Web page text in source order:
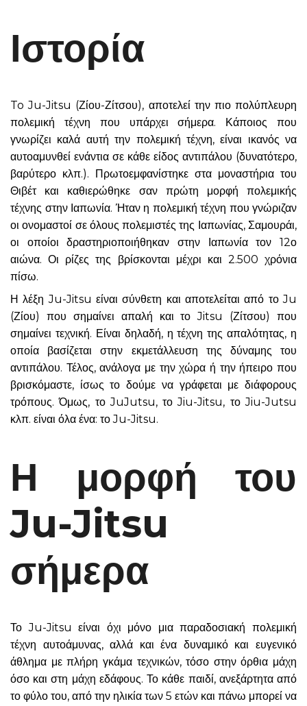
Ιστορία
To Ju-Jitsu (Ζίου-Ζίτσου), αποτελεί την πιο πολύπλευρη
πολεμική τέχνη που υπάρχει σήμερα. Κάποιος που
γνωρίζει καλά αυτή την πολεμική τέχνη, είναι ικανός να
αυτοαμυνθεί ενάντια σε κάθε είδος αντιπάλου (δυνατότερο,
βαρύτερο κλπ.). Πρωτοεμφανίστηκε στα μοναστήρια του
Θιβέτ και καθιερώθηκε σαν πρώτη μορφή πολεμικής
τέχνης στην Ιαπωνία. Ήταν η πολεμική τέχνη που γνώριζαν
οι ονομαστοί σε όλους πολεμιστές της Ιαπωνίας, Σαμουράι,
οι οποίοι δραστηριοποιήθηκαν στην Ιαπωνία τον 12ο
αιώνα. Οι ρίζες της βρίσκονται μέχρι και 2.500 χρόνια
πίσω.
Η λέξη Ju-Jitsu είναι σύνθετη και αποτελείται από το Ju
(Ζίου) που σημαίνει απαλή και το Jitsu (Ζίτσου) που
σημαίνει τεχνική. Είναι δηλαδή, η τέχνη της απαλότητας, η
οποία βασίζεται στην εκμετάλλευση της δύναμης του
αντιπάλου. Τέλος, ανάλογα με την χώρα ή την ήπειρο που
βρισκόμαστε, ίσως το δούμε να γράφεται με διάφορους
τρόπους. Όμως, το JuJutsu, το Jiu-Jitsu, το Jiu-Jutsu
κλπ. είναι όλα ένα: το Ju-Jitsu.
Η μορφή του
Ju-Jitsu
σήμερα
Το Ju-Jitsu είναι όχι μόνο μια παραδοσιακή πολεμική
τέχνη αυτοάμυνας, αλλά και ένα δυναμικό και ευγενικό
άθλημα με πλήρη γκάμα τεχνικών, τόσο στην όρθια μάχη
όσο και στη μάχη εδάφους. Το κάθε παιδί, ανεξάρτητα από
το φύλο του, από την ηλικία των 5 ετών και πάνω μπορεί να